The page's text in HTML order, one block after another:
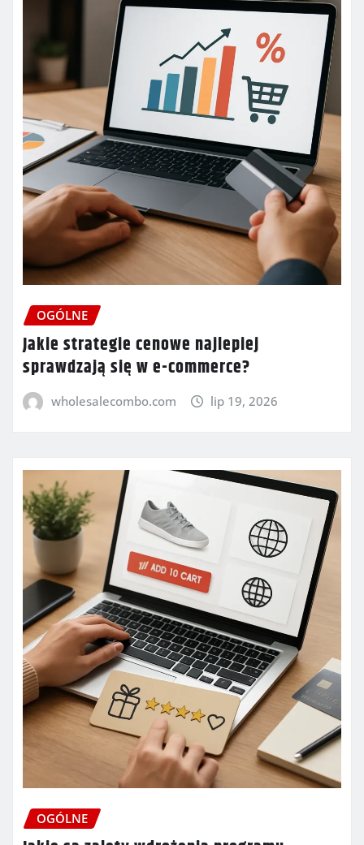
OGÓLNE
Jakie strategie cenowe najlepiej
sprawdzają się w e-commerce?
wholesalecombo.com lip 19, 2026
OGÓLNE